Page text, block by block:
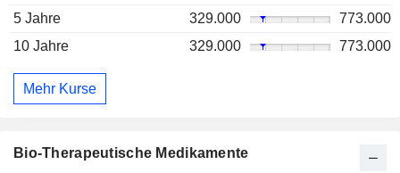
5 Jahre
329.000
773.000
10 Jahre
329.000 773.000
Mehr Kurse
Bio-Therapeutische Medikamente